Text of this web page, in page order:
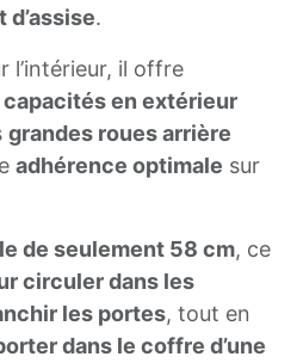
.
l’intérieur, il offre
en extérieur
grandes roues arrière
adhérence optimale sur
de seulement 58 cm, ce
circuler dans les
les portes, tout en
dans le coffre d’une